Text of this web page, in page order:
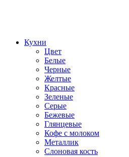
Кухни
Цвет
Белые
Черные
Желтые
Красные
Зеленые
Серые
Бежевые
Глянцевые
Кофе с молоком
Металлик
Слоновая кость